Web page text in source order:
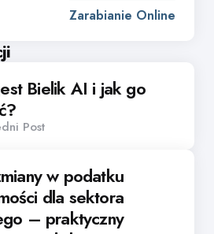
Zarabianie Online
Bielik AI i jak go
Post
w podatku
dla sektora
– praktyczny